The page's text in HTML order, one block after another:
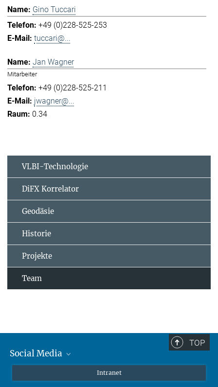
Gino Tuccari
+49 (0)228-525-253
tuccari@...
Jan Wagner
Mitarbeiter
+49 (0)228-525-211
jwagner@...
0.34
VLBI-Technologie
DiFX Korrelator
Geodäsie
Historie
Projekte
Team
TOP
Social Media
Intranet